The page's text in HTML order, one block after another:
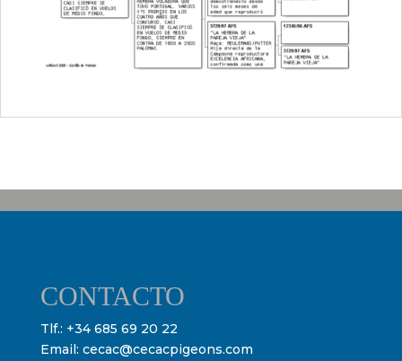
CONTACTO
Tlf.: +34 685 69 20 22
Email: cecac@cecacpigeons.com